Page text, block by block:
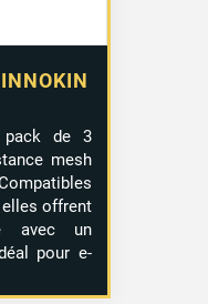
pack de 3
mesh
elles offrent
avec un
pour e-